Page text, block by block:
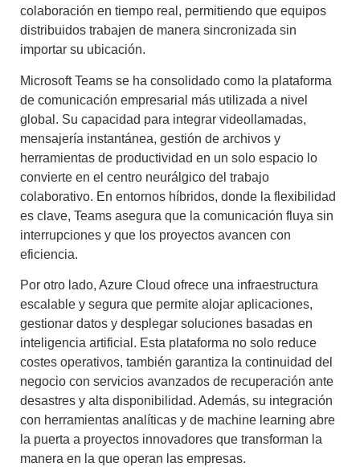
colaboración en tiempo real, permitiendo que equipos
distribuidos trabajen de manera sincronizada sin
importar su ubicación.
Microsoft Teams se ha consolidado como la plataforma
de comunicación empresarial más utilizada a nivel
global. Su capacidad para integrar videollamadas,
mensajería instantánea, gestión de archivos y
herramientas de productividad en un solo espacio lo
convierte en el centro neurálgico del trabajo
colaborativo. En entornos híbridos, donde la flexibilidad
es clave, Teams asegura que la comunicación fluya sin
interrupciones y que los proyectos avancen con
eficiencia.
Por otro lado, Azure Cloud ofrece una infraestructura
escalable y segura que permite alojar aplicaciones,
gestionar datos y desplegar soluciones basadas en
inteligencia artificial. Esta plataforma no solo reduce
costes operativos, también garantiza la continuidad del
negocio con servicios avanzados de recuperación ante
desastres y alta disponibilidad. Además, su integración
con herramientas analíticas y de machine learning abre
la puerta a proyectos innovadores que transforman la
manera en la que operan las empresas.